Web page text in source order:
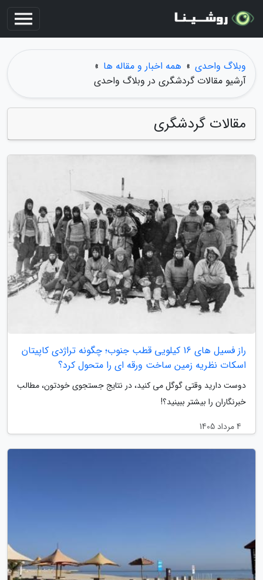
وبلاگ واحدی » همه اخبار و مقاله ها »
آرشیو مقالات گردشگری در وبلاگ واحدی
مقالات گردشگری
راز فسیل های 16 کیلویی قطب جنوب؛ چگونه تراژدی کاپیتان
اسکات نظریه زمین ساخت ورقه ای را متحول کرد؟
دوست دارید وقتی گوگل می کنید، در نتایج جستجوی خودتون، مطالب
خبرنگاران را بیشتر ببینید؟!
4 مرداد 1405